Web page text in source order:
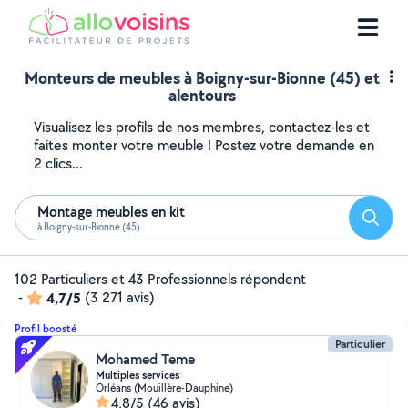
Monteurs de meubles à Boigny-sur-Bionne (45) et
alentours
Visualisez les profils de nos membres, contactez-les et
faites monter votre meuble ! Postez votre demande en
2 clics...
Montage meubles en kit
à Boigny-sur-Bionne (45)
102 Particuliers et 43 Professionnels répondent
-
4,7/5 (3 271 avis)
Profil boosté
Particulier
Mohamed Teme
Multiples services
Orléans (Mouillère-Dauphine)
4,8/5 (46 avis)